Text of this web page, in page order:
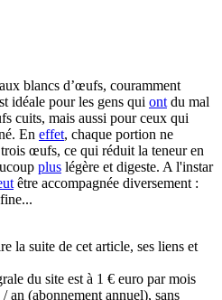
blancs d’œufs, couramment
idéale pour les gens qui ont du mal
cuits, mais aussi pour ceux qui
En effet, chaque portion ne
œufs, ce qui réduit la teneur en
plus légère et digeste. A l'instar
être accompagnée diversement :
la suite de cet article, ses liens et
du site est à 1 € euro par mois
an (abonnement annuel), sans